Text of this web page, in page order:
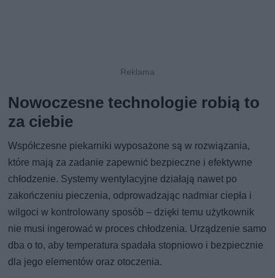
Nowoczesne technologie robią to
za ciebie
Współczesne piekarniki wyposażone są w rozwiązania,
które mają za zadanie zapewnić bezpieczne i efektywne
chłodzenie. Systemy wentylacyjne działają nawet po
zakończeniu pieczenia, odprowadzając nadmiar ciepła i
wilgoci w kontrolowany sposób – dzięki temu użytkownik
nie musi ingerować w proces chłodzenia. Urządzenie samo
dba o to, aby temperatura spadała stopniowo i bezpiecznie
dla jego elementów oraz otoczenia.